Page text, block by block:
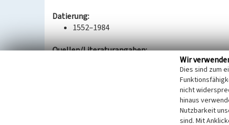
Datierung:
1552–1984
Quellen/Literaturangaben:
GeoSN, dl-de/by-2-0.: DGM1 Sachsen. 2022.
—: Historische DOP Sachsen 1995–2004.
—: Historische Karten (TK25 ab 1990). 2022.
—: Historische Karten (TK25 DDR Ausgabe
Wir
Dies sind zum
nicht
hinaus
Nutzbarkeit
sind. Mit